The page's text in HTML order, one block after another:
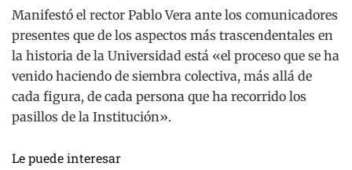
Manifestó el rector Pablo Vera ante los comunicadores
presentes que de los aspectos más trascendentales en
la historia de la Universidad está «el proceso que se ha
venido haciendo de siembra colectiva, más allá de
cada figura, de cada persona que ha recorrido los
pasillos de la Institución».
Le puede interesar